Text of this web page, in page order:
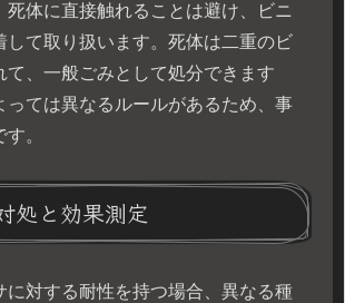
死体に直接触れることは避け、ビニ
して取り扱います。死体は二重のビ
て、一般ごみとして処分できます
っては異なるルールがあるため、事
。
処と効果測定
に対する耐性を持つ場合、異なる種